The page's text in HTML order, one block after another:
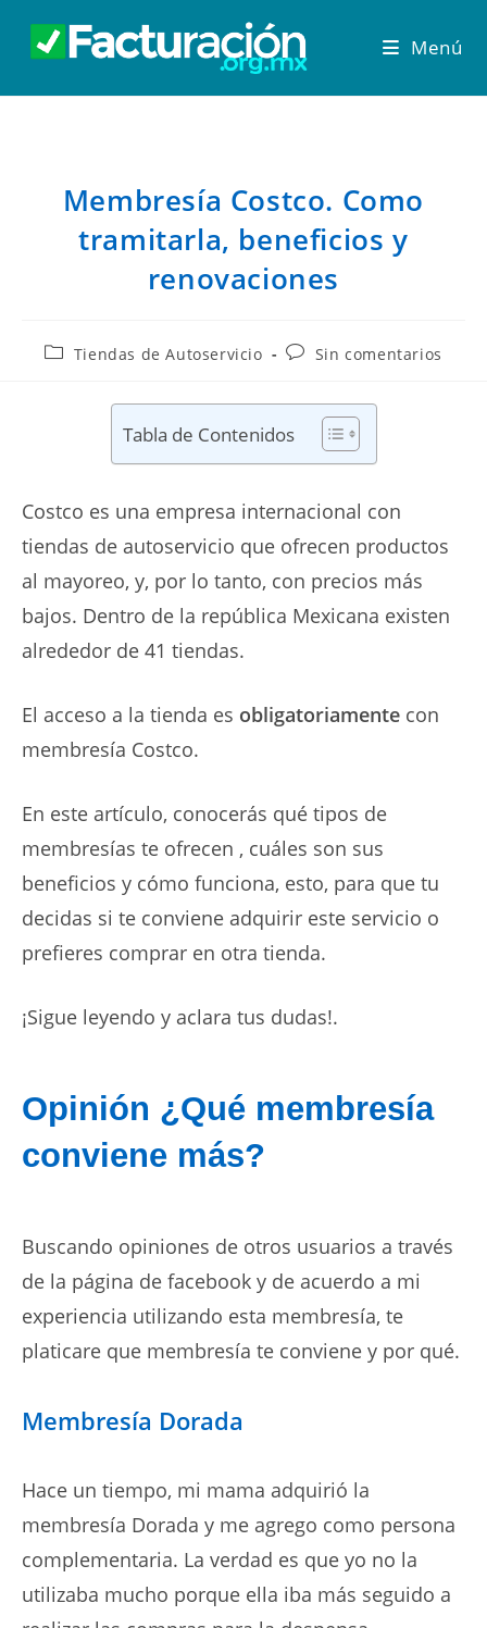
Menú
Membresía Costco. Como
tramitarla, beneficios y
renovaciones
Tiendas de Autoservicio Sin comentarios
Tabla de Contenidos
Costco es una empresa internacional con
tiendas de autoservicio que ofrecen productos
al mayoreo, y, por lo tanto, con precios más
bajos. Dentro de la república Mexicana existen
alrededor de 41 tiendas.
El acceso a la tienda es obligatoriamente con
membresía Costco.
En este artículo, conocerás qué tipos de
membresías te ofrecen , cuáles son sus
beneficios y cómo funciona, esto, para que tu
decidas si te conviene adquirir este servicio o
prefieres comprar en otra tienda.
¡Sigue leyendo y aclara tus dudas!.
Opinión ¿Qué membresía
conviene más?
Buscando opiniones de otros usuarios a través
de la página de facebook y de acuerdo a mi
experiencia utilizando esta membresía, te
platicare que membresía te conviene y por qué.
Membresía Dorada
Hace un tiempo, mi mama adquirió la
membresía Dorada y me agrego como persona
complementaria. La verdad es que yo no la
utilizaba mucho porque ella iba más seguido a